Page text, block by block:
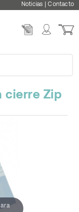
Noticias |Contacto
cierre Zip